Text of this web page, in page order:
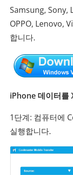
Samsung, Sony,
OPPO, Lenovo,
합니다.
iPhone 데이터를
1단계: 컴퓨터에
실행합니다.